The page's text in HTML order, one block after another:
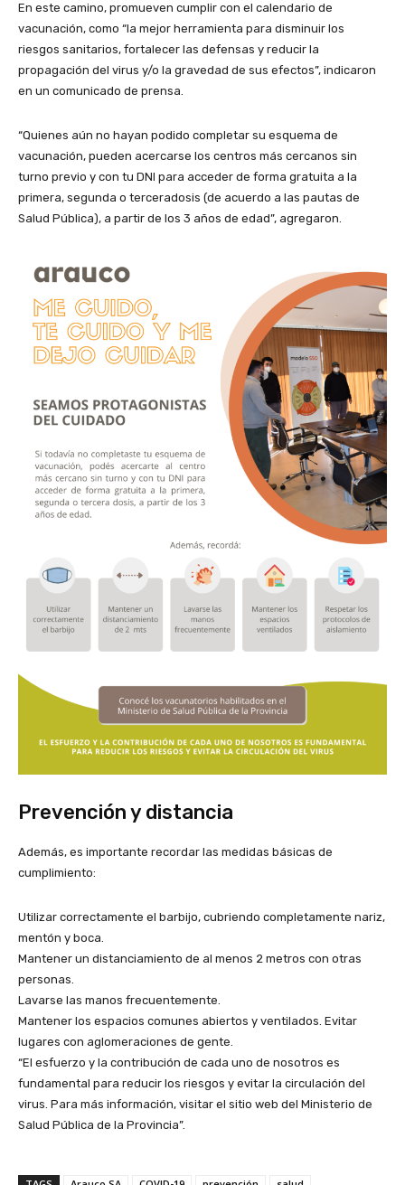
En este camino, promueven cumplir con el calendario de
vacunación, como “la mejor herramienta para disminuir los
riesgos sanitarios, fortalecer las defensas y reducir la
propagación del virus y/o la gravedad de sus efectos”, indicaron
en un comunicado de prensa.
“Quienes aún no hayan podido completar su esquema de
vacunación, pueden acercarse los centros más cercanos sin
turno previo y con tu DNI para acceder de forma gratuita a la
primera, segunda o terceradosis (de acuerdo a las pautas de
Salud Pública), a partir de los 3 años de edad”, agregaron.
Prevención y distancia
Además, es importante recordar las medidas básicas de
cumplimiento:
Utilizar correctamente el barbijo, cubriendo completamente nariz,
mentón y boca.
Mantener un distanciamiento de al menos 2 metros con otras
personas.
Lavarse las manos frecuentemente.
Mantener los espacios comunes abiertos y ventilados. Evitar
lugares con aglomeraciones de gente.
“El esfuerzo y la contribución de cada uno de nosotros es
fundamental para reducir los riesgos y evitar la circulación del
virus. Para más información, visitar el sitio web del Ministerio de
Salud Pública de la Provincia”.